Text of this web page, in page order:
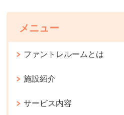
メニュー
ファントレルームとは
施設紹介
サービス内容